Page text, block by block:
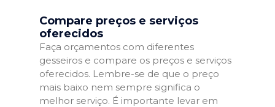
Compare preços e serviços
oferecidos
Faça orçamentos com diferentes
gesseiros e compare os preços e serviços
oferecidos. Lembre-se de que o preço
mais baixo nem sempre significa o
melhor serviço. É importante levar em